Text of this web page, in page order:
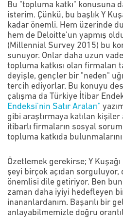
Bu "topluma katkı" konusuna
isterim. Çünkü, bu başlık Y
kadar önemli. Hem üzerinde
hem de Deloitte'un yapmış
(Millennial Survey 2015) bu
sunuyor. Onlar daha uzun
topluma katkısı olan
deyişle, gençler bir "neden"
tercih ediyorlar. Bu konuyu
çalışma da Türkiye İtibar
Endeksi'nin Satır Araları"
gibi araştırmaya katılan kişiler
itibarlı firmaların sosyal
topluma katkıda
Özetlemek gerekirse; Y
şeyi birçok açıdan
önemlisi dile getiriyor. Ben
zaman daha iyiyi hedefleyen
inananlardanım. Başarılı bir
anlayabilmemizle doğru